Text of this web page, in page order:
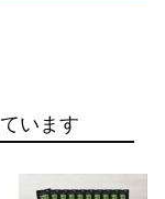
います